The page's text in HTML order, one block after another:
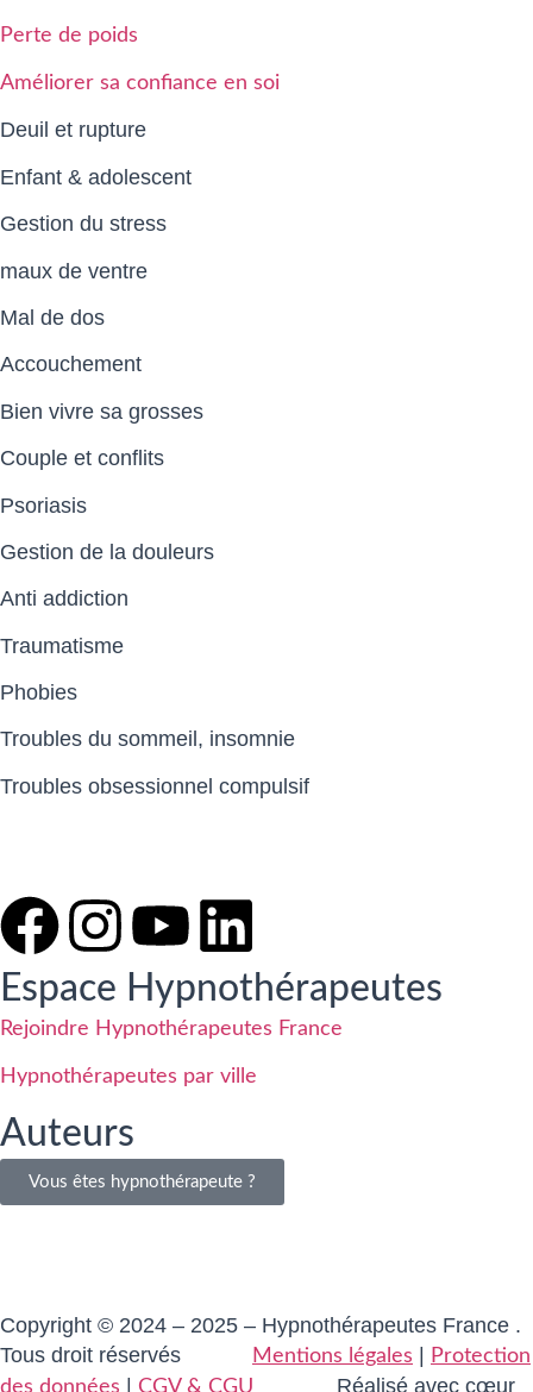
Perte de poids
Améliorer sa confiance en soi
Deuil et rupture
Enfant & adolescent
Gestion du stress
maux de ventre
Mal de dos
Accouchement
Bien vivre sa grosses
Couple et conflits
Psoriasis
Gestion de la douleurs
Anti addiction
Traumatisme
Phobies
Troubles du sommeil, insomnie
Troubles obsessionnel compulsif
Espace Hypnothérapeutes
Rejoindre Hypnothérapeutes France
Hypnothérapeutes par ville
Auteurs
Vous êtes hypnothérapeute ?
Copyright © 2024 – 2025 – Hypnothérapeutes France .
Tous droit réservés
Mentions légales
Protection
Réalisé avec cœur